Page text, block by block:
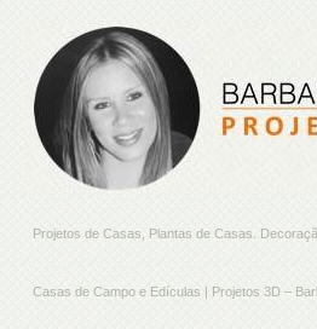
Projetos de Casas, Plantas de Casas.
Casas de Campo e Edículas | Projetos 3D –